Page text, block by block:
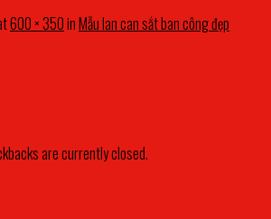
600 × 350inMẫu lan can sắt ban công đẹp
are currently closed.